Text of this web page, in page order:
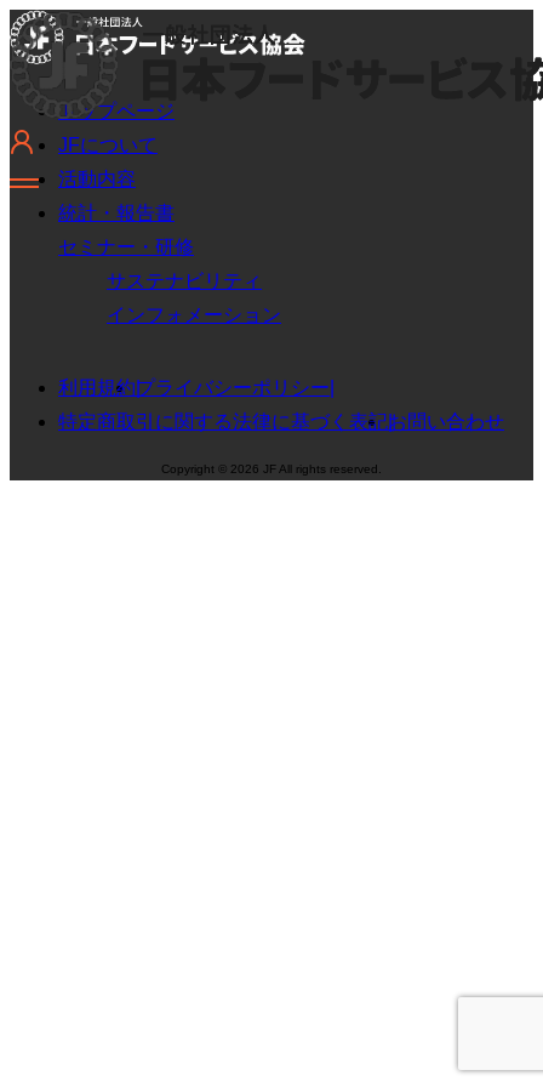
トップページ
JFについて
活動内容
統計・報告書
セミナー・研修
サステナビリティ
インフォメーション
利用規約プライバシーポリシー
特定商取引に関する法律に基づく表記お問い合わせ
Copyright © 2026 JF All rights reserved.